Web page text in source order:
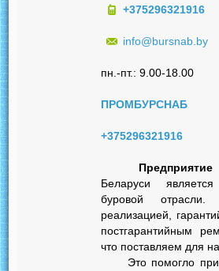
+375296321916
info@bursnab.by
пн.-пт.: 9.00-18.00
ПРОМБУРСНАБ
+375296321916
Беларуси
буровой
реализацией,
постгарантийным
что поставляем для
Это помогло